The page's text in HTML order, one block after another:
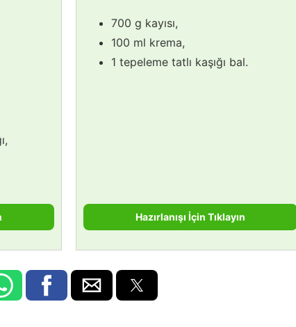
700 g kayısı,
100 ml krema,
1 tepeleme tatlı kaşığı bal.
Hazırlanışı İçin Tıklayın